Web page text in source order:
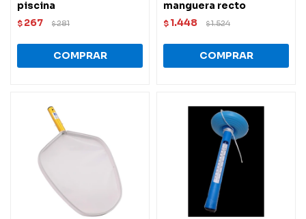
piscina
$ 267 $281
manguera recto
$ 1.448 $1.524